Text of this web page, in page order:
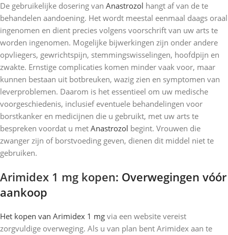
De gebruikelijke dosering van Anastrozol hangt af van de te
behandelen aandoening. Het wordt meestal eenmaal daags oraal
ingenomen en dient precies volgens voorschrift van uw arts te
worden ingenomen. Mogelijke bijwerkingen zijn onder andere
opvliegers, gewrichtspijn, stemmingswisselingen, hoofdpijn en
zwakte. Ernstige complicaties komen minder vaak voor, maar
kunnen bestaan ​​uit botbreuken, wazig zien en symptomen van
leverproblemen. Daarom is het essentieel om uw medische
voorgeschiedenis, inclusief eventuele behandelingen voor
borstkanker en medicijnen die u gebruikt, met uw arts te
bespreken voordat u met Anastrozol begint. Vrouwen die
zwanger zijn of borstvoeding geven, dienen dit middel niet te
gebruiken.
Arimidex 1 mg kopen: Overwegingen vóór
aankoop
Het kopen van Arimidex 1 mg via een website vereist
zorgvuldige overweging. Als u van plan bent Arimidex aan te